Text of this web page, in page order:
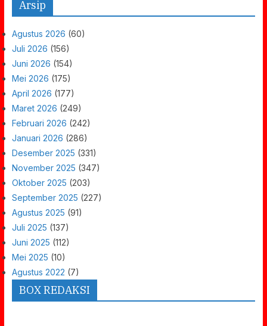
Arsip
Agustus 2026 (60)
Juli 2026 (156)
Juni 2026 (154)
Mei 2026 (175)
April 2026 (177)
Maret 2026 (249)
Februari 2026 (242)
Januari 2026 (286)
Desember 2025 (331)
November 2025 (347)
Oktober 2025 (203)
September 2025 (227)
Agustus 2025 (91)
Juli 2025 (137)
Juni 2025 (112)
Mei 2025 (10)
Agustus 2022 (7)
BOX REDAKSI